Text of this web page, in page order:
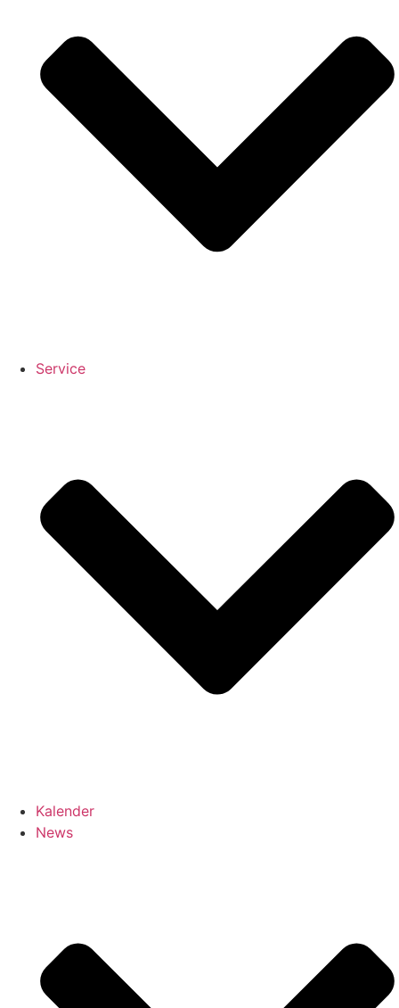
Service
Kalender
News